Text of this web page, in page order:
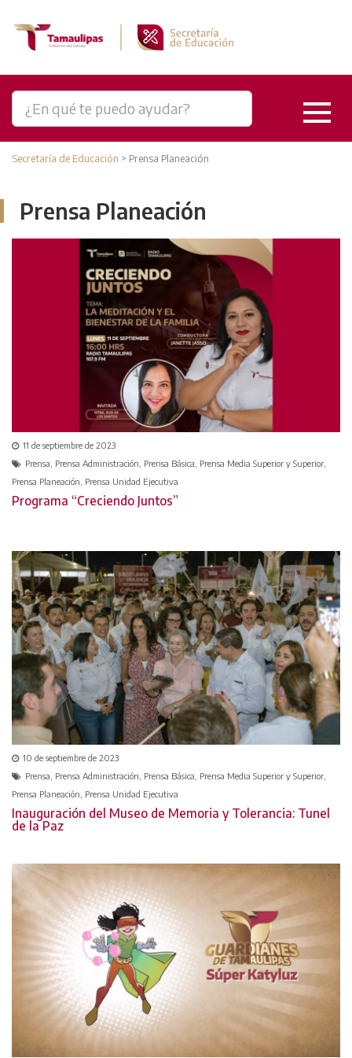
Secretaría de Educación > Prensa Planeación
Prensa Planeación
11 de septiembre de 2023
Prensa, Prensa Administración, Prensa Básica, Prensa Media Superior y Superior,
Prensa Planeación, Prensa Unidad Ejecutiva
Programa “Creciendo Juntos”
10 de septiembre de 2023
Prensa, Prensa Administración, Prensa Básica, Prensa Media Superior y Superior,
Prensa Planeación, Prensa Unidad Ejecutiva
Inauguración del Museo de Memoria y Tolerancia: Tunel
de la Paz